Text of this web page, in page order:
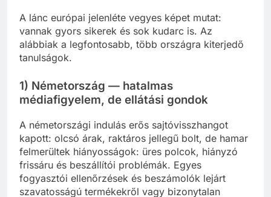
A lánc európai jelenléte vegyes képet mutat:
vannak gyors sikerek és sok kudarc is. Az
alábbiak a legfontosabb, több országra kiterjedő
tanulságok.
1) Németország — hatalmas
médiafigyelem, de ellátási gondok
A németországi indulás erős sajtóvisszhangot
kapott: olcsó árak, raktáros jellegű bolt, de hamar
felmerültek hiányosságok: üres polcok, hiányzó
frissáru és beszállítói problémák. Egyes
fogyasztói ellenőrzések és beszámolók lejárt
szavatosságú termékekről vagy bizonytalan